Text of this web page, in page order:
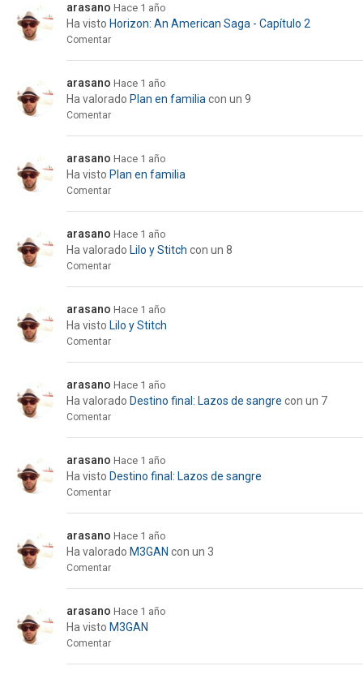
arasano Hace 1 año
Ha visto Horizon: An American Saga - Capítulo 2
Comentar
arasano Hace 1 año
Ha valorado Plan en familia con un 9
Comentar
arasano Hace 1 año
Ha visto Plan en familia
Comentar
arasano Hace 1 año
Ha valorado Lilo y Stitch con un 8
Comentar
arasano Hace 1 año
Ha visto Lilo y Stitch
Comentar
arasano Hace 1 año
Ha valorado Destino final: Lazos de sangre con un 7
Comentar
arasano Hace 1 año
Ha visto Destino final: Lazos de sangre
Comentar
arasano Hace 1 año
Ha valorado M3GAN con un 3
Comentar
arasano Hace 1 año
Ha visto M3GAN
Comentar